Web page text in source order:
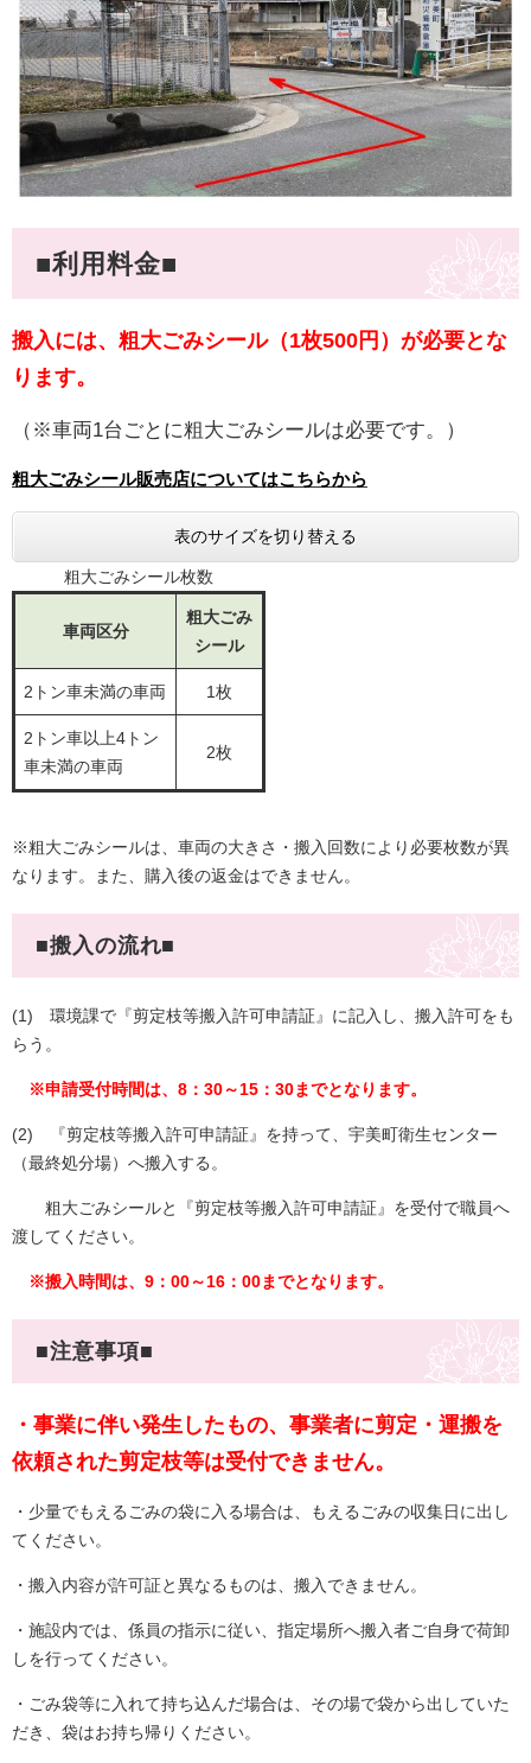
■利用料金■
搬入には、粗大ごみシール（1枚500円）が必要とな
ります。
（※車両1台ごとに粗大ごみシールは必要です。）
粗大ごみシール販売店についてはこちらから
表のサイズを切り替える
粗大ごみシール枚数
車両区分
粗大ごみ
シール
2トン車未満の車両 1枚
2トン車以上4トン
車未満の車両
2枚
※粗大ごみシールは、車両の大きさ・搬入回数により必要枚数が異
なります。また、購入後の返金はできません。
■搬入の流れ■
(1) 環境課で『剪定枝等搬入許可申請証』に記入し、搬入許可をも
らう。
※申請受付時間は、8：30～15：30までとなります。
(2) 『剪定枝等搬入許可申請証』を持って、宇美町衛生センター
（最終処分場）へ搬入する。
粗大ごみシールと『剪定枝等搬入許可申請証』を受付で職員へ
渡してください。
※搬入時間は、9：00～16：00までとなります。
■注意事項■
・事業に伴い発生したもの、事業者に剪定・運搬を
依頼された剪定枝等は受付できません。
・少量でもえるごみの袋に入る場合は、もえるごみの収集日に出し
てください。​
・搬入内容が許可証と異なるものは、搬入できません。
・施設内では、係員の指示に従い、指定場所へ搬入者ご自身で荷卸
しを行ってください。
・ごみ袋等に入れて持ち込んだ場合は、その場で袋から出していた
だき、袋はお持ち帰りください。